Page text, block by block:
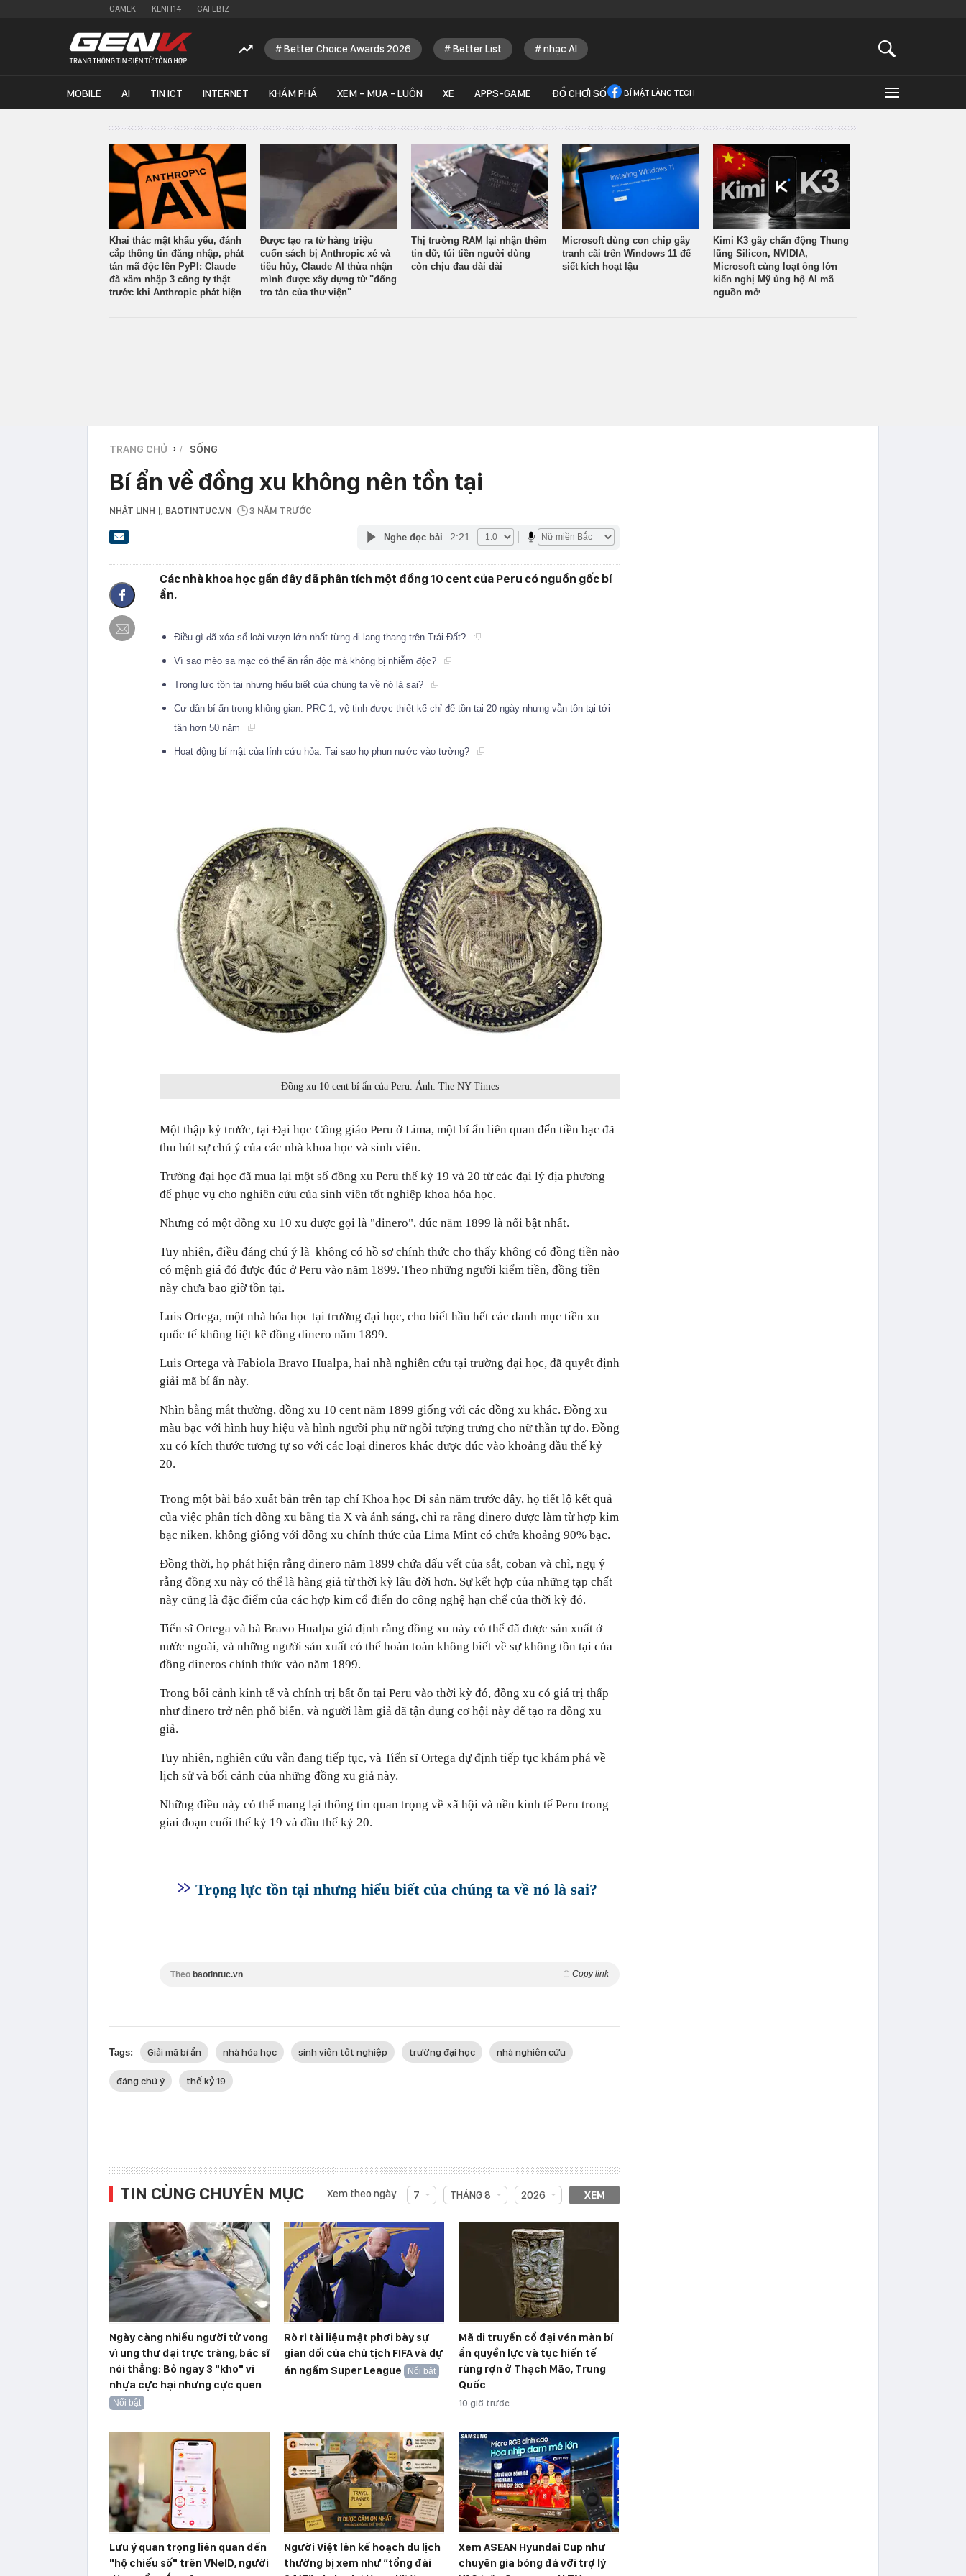
GAMEK KENH14 CAFEBIZ
Better Choice Awards 2026 Better List nhạc AI
MOBILE AI TIN ICT INTERNET KHÁM PHÁ XEM - MUA - LUÔN XE APPS-GAME ĐỒ CHƠI SỐ BÍ MẬT LÀNG TECH
Khai thác mật khẩu yếu, đánh
cắp thông tin đăng nhập, phát
tán mã độc lên PyPI: Claude
đã xâm nhập 3 công ty thật
trước khi Anthropic phát hiện
Được tạo ra từ hàng triệu
cuốn sách bị Anthropic xé và
tiêu hủy, Claude AI thừa nhận
mình được xây dựng từ "đống
tro tàn của thư viện"
Thị trường RAM lại nhận thêm
tin dữ, túi tiền người dùng
còn chịu đau dài dài
Microsoft dùng con chip gây
tranh cãi trên Windows 11 để
siết kích hoạt lậu
Kimi K3 gây chấn động Thung
lũng Silicon, NVIDIA,
Microsoft cùng loạt ông lớn
kiến nghị Mỹ ủng hộ AI mã
nguồn mở
TRANG CHỦ › SỐNG
Bí ẩn về đồng xu không nên tồn tại
NHẬT LINH | , BAOTINTUC.VN 3 NĂM TRƯỚC
Nghe đọc bài 2:21
Các nhà khoa học gần đây đã phân tích một đồng 10 cent của Peru có nguồn gốc bí
ẩn.
Điều gì đã xóa sổ loài vượn lớn nhất từng đi lang thang trên Trái Đất?
Vì sao mèo sa mạc có thể ăn rắn độc mà không bị nhiễm độc?
Trọng lực tồn tại nhưng hiểu biết của chúng ta về nó là sai?
Cư dân bí ẩn trong không gian: PRC 1, vệ tinh được thiết kế chỉ để tồn tại 20 ngày nhưng vẫn tồn tại tới
tận hơn 50 năm
Hoạt động bí mật của lính cứu hỏa: Tại sao họ phun nước vào tường?
Đồng xu 10 cent bí ẩn của Peru. Ảnh: The NY Times
Một thập kỷ trước, tại Đại học Công giáo Peru ở Lima, một bí ẩn liên quan đến tiền bạc đã
thu hút sự chú ý của các nhà khoa học và sinh viên.
Trường đại học đã mua lại một số đồng xu Peru thế kỷ 19 và 20 từ các đại lý địa phương
để phục vụ cho nghiên cứu của sinh viên tốt nghiệp khoa hóa học.
Nhưng có một đồng xu 10 xu được gọi là "dinero", đúc năm 1899 là nổi bật nhất.
Tuy nhiên, điều đáng chú ý là không có hồ sơ chính thức cho thấy không có đồng tiền nào
có mệnh giá đó được đúc ở Peru vào năm 1899. Theo những người kiểm tiền, đồng tiền
này chưa bao giờ tồn tại.
Luis Ortega, một nhà hóa học tại trường đại học, cho biết hầu hết các danh mục tiền xu
quốc tế không liệt kê đồng dinero năm 1899.
Luis Ortega và Fabiola Bravo Hualpa, hai nhà nghiên cứu tại trường đại học, đã quyết định
giải mã bí ẩn này.
Nhìn bằng mắt thường, đồng xu 10 cent năm 1899 giống với các đồng xu khác. Đồng xu
màu bạc với hình huy hiệu và hình người phụ nữ ngồi tượng trưng cho nữ thần tự do. Đồng
xu có kích thước tương tự so với các loại dineros khác được đúc vào khoảng đầu thế kỷ
20.
Trong một bài báo xuất bản trên tạp chí Khoa học Di sản năm trước đây, họ tiết lộ kết quả
của việc phân tích đồng xu bằng tia X và ánh sáng, chỉ ra rằng dinero được làm từ hợp kim
bạc niken, không giống với đồng xu chính thức của Lima Mint có chứa khoảng 90% bạc.
Đồng thời, họ phát hiện rằng dinero năm 1899 chứa dấu vết của sắt, coban và chì, ngụ ý
rằng đồng xu này có thể là hàng giả từ thời kỳ lâu đời hơn. Sự kết hợp của những tạp chất
này cũng là đặc điểm của các hợp kim cổ điển do công nghệ hạn chế của thời kỳ đó.
Tiến sĩ Ortega và bà Bravo Hualpa giả định rằng đồng xu này có thể đã được sản xuất ở
nước ngoài, và những người sản xuất có thể hoàn toàn không biết về sự không tồn tại của
đồng dineros chính thức vào năm 1899.
Trong bối cảnh kinh tế và chính trị bất ổn tại Peru vào thời kỳ đó, đồng xu có giá trị thấp
như dinero trở nên phổ biến, và người làm giả đã tận dụng cơ hội này để tạo ra đồng xu
giả.
Tuy nhiên, nghiên cứu vẫn đang tiếp tục, và Tiến sĩ Ortega dự định tiếp tục khám phá về
lịch sử và bối cảnh của những đồng xu giả này.
Những điều này có thể mang lại thông tin quan trọng về xã hội và nền kinh tế Peru trong
giai đoạn cuối thế kỷ 19 và đầu thế kỷ 20.
Trọng lực tồn tại nhưng hiểu biết của chúng ta về nó là sai?
Theo baotintuc.vn Copy link
Tags: Giải mã bí ẩn nhà hóa học sinh viên tốt nghiệp trường đại học nhà nghiên cứu
đáng chú ý thế kỷ 19
TIN CÙNG CHUYÊN MỤC Xem theo ngày 7 THÁNG 8 2026 XEM
Ngày càng nhiều người tử vong
vì ung thư đại trực tràng, bác sĩ
nói thẳng: Bỏ ngay 3 "kho" vi
nhựa cực hại nhưng cực quen
Nổi bật
Rò rỉ tài liệu mật phơi bày sự
gian dối của chủ tịch FIFA và dự
án ngầm Super League
Nổi bật
Mã di truyền cổ đại vén màn bí
ẩn quyền lực và tục hiến tế
rùng rợn ở Thạch Mão, Trung
Quốc
10 giờ trước
Lưu ý quan trọng liên quan đến
"hộ chiếu số" trên VNeID, người
Người Việt lên kế hoạch du lịch
thường bị xem như “tổng đài
Xem ASEAN Hyundai Cup như
chuyên gia bóng đá với trợ lý